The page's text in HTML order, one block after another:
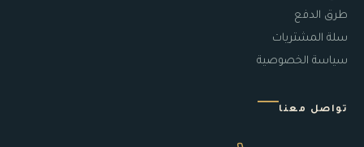
طرق الدفع
سلة المشتريات
سياسة الخصوصية
تواصل معنا